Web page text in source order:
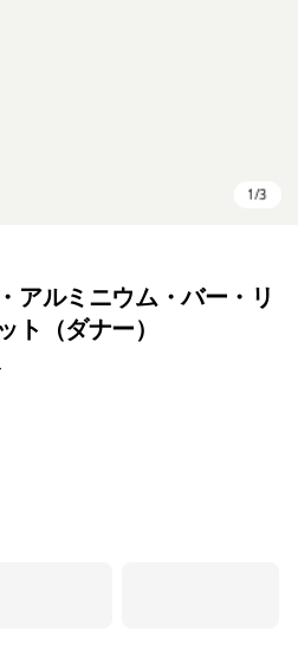
アルミニウム・バー・リ
ト（ダナー）